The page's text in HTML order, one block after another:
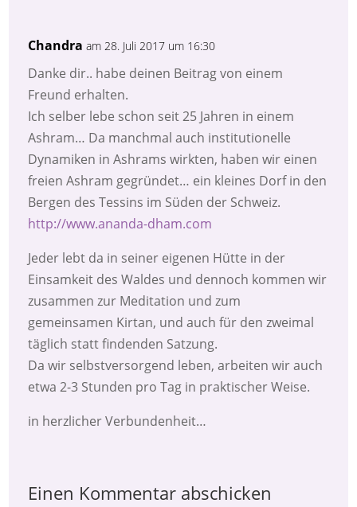
Chandra am 28. Juli 2017 um 16:30
Danke dir.. habe deinen Beitrag von einem
Freund erhalten.
Ich selber lebe schon seit 25 Jahren in einem
Ashram… Da manchmal auch institutionelle
Dynamiken in Ashrams wirkten, haben wir einen
freien Ashram gegründet… ein kleines Dorf in den
Bergen des Tessins im Süden der Schweiz.
http://www.ananda-dham.com
Jeder lebt da in seiner eigenen Hütte in der
Einsamkeit des Waldes und dennoch kommen wir
zusammen zur Meditation und zum
gemeinsamen Kirtan, und auch für den zweimal
täglich statt findenden Satzung.
Da wir selbstversorgend leben, arbeiten wir auch
etwa 2-3 Stunden pro Tag in praktischer Weise.
in herzlicher Verbundenheit…
Einen Kommentar abschicken